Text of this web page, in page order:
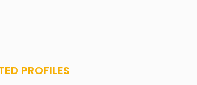
PROFILES